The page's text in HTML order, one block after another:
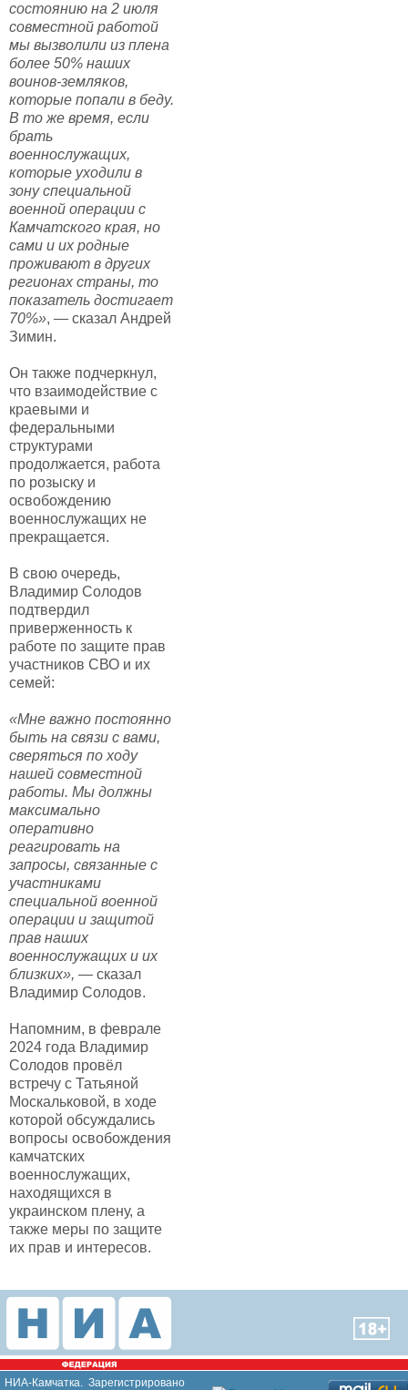
состоянию на 2 июля
совместной работой
мы вызволили из плена
более 50% наших
воинов-земляков,
которые попали в беду.
В то же время, если
брать
военнослужащих,
которые уходили в
зону специальной
военной операции с
Камчатского края, но
сами и их родные
проживают в других
регионах страны, то
показатель достигает
70%», — сказал Андрей
Зимин.
Он также подчеркнул,
что взаимодействие с
краевыми и
федеральными
структурами
продолжается, работа
по розыску и
освобождению
военнослужащих не
прекращается.
В свою очередь,
Владимир Солодов
подтвердил
приверженность к
работе по защите прав
участников СВО и их
семей:
«Мне важно постоянно
быть на связи с вами,
сверяться по ходу
нашей совместной
работы. Мы должны
максимально
оперативно
реагировать на
запросы, связанные с
участниками
специальной военной
операции и защитой
прав наших
военнослужащих и их
близких», — сказал
Владимир Солодов.
Напомним, в феврале
2024 года Владимир
Солодов провёл
встречу с Татьяной
Москальковой, в ходе
которой обсуждались
вопросы освобождения
камчатских
военнослужащих,
находящихся в
украинском плену, а
также меры по защите
их прав и интересов.
НИА-Камчатка. Зарегистрировано